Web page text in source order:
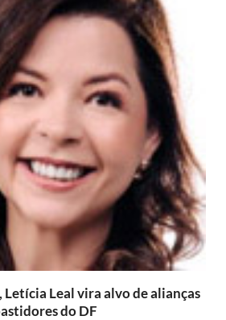
Leal vira alvo de alianças
do DF